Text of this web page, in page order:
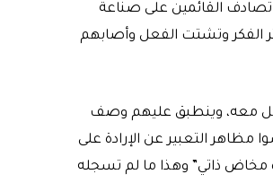
القائمين على صناعة
الفكر وتشتت الفعل وأصابهم
معه، وينطبق عليهم وصف
التعبير عن الإرادة على
ذاتي” وهذا ما لم تسجله